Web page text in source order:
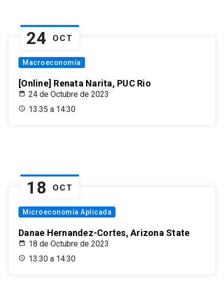
24 OCT
Macroeconomía
[Online] Renata Narita, PUC Rio
24 de Octubre de 2023
13:35 a 14:30
18 OCT
Microeconomía Aplicada
Danae Hernandez-Cortes, Arizona State
18 de Octubre de 2023
13:30 a 14:30